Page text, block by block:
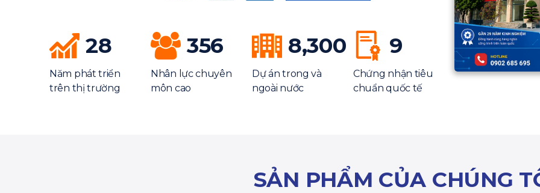
28
Năm phát triển
trên thị trường
356
Nhân lực chuyên
môn cao
8,300
Dự án trong và
ngoài nước
9
Chứng nhận tiêu
chuẩn quốc tế
SẢN PHẨM CỦA CHÚNG